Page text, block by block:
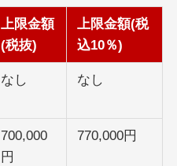
上限金額
(税抜)
上限金額(税
込10％)
なし なし
700,000
円
770,000円